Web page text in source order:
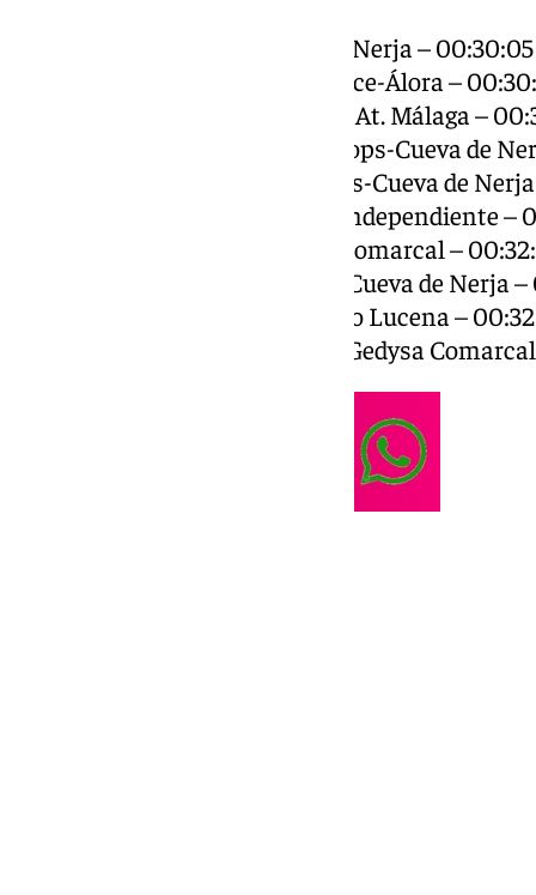
1. Nabil Sebar – Trops-Cueva de Nerja – 00:30:05
2. Pablo van Hoorn – Guadalhorce-Álora –
3. Alejandro Cañas del Palacio – At. Málaga –
4. Josue Jarquin Molinares – Trops-Cueva de
5. Daniel Moreno Villena – Trops-Cueva de
6. Carlos Rodríguez Ordóñez – Independiente –
7. Miguel Ruiz Labao – Gedysa Comarcal –
8. Hugo Arias Gallardo – Trops-Cueva de Nerja
9. Javier Arcas García – CD Surco Lucena –
10. José Manuel Vegas Luque – Gedysa